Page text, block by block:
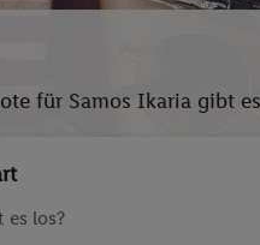
für Samos Ikaria gibt